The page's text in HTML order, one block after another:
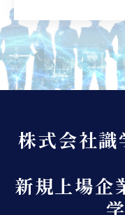
株式会社
新規上場企